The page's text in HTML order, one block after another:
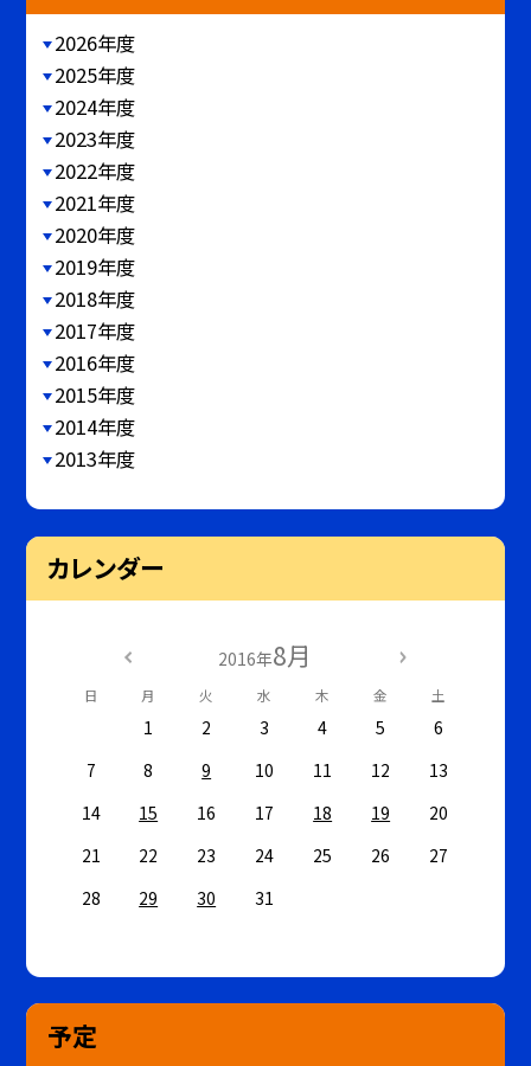
2026年度
2025年度
2024年度
2023年度
2022年度
2021年度
2020年度
2019年度
2018年度
2017年度
2016年度
2015年度
2014年度
2013年度
カレンダー
2016年8月
日 月 火 水 木 金 土
1 2 3 4 5
6
7
8 9 10 11 12
13
14
15 16 17 18 19
20
21
22 23 24 25 26
27
28
29 30 31
予定